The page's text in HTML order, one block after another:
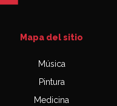
Mapa del sitio
Música
Pintura
Medicina